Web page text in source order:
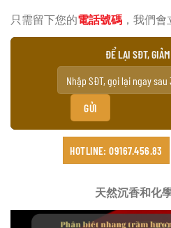
只需留下您的電話號碼 ，我們會
ĐỂ LẠI SĐT,
HOTLINE: 09167.456.83
天然沉香和化